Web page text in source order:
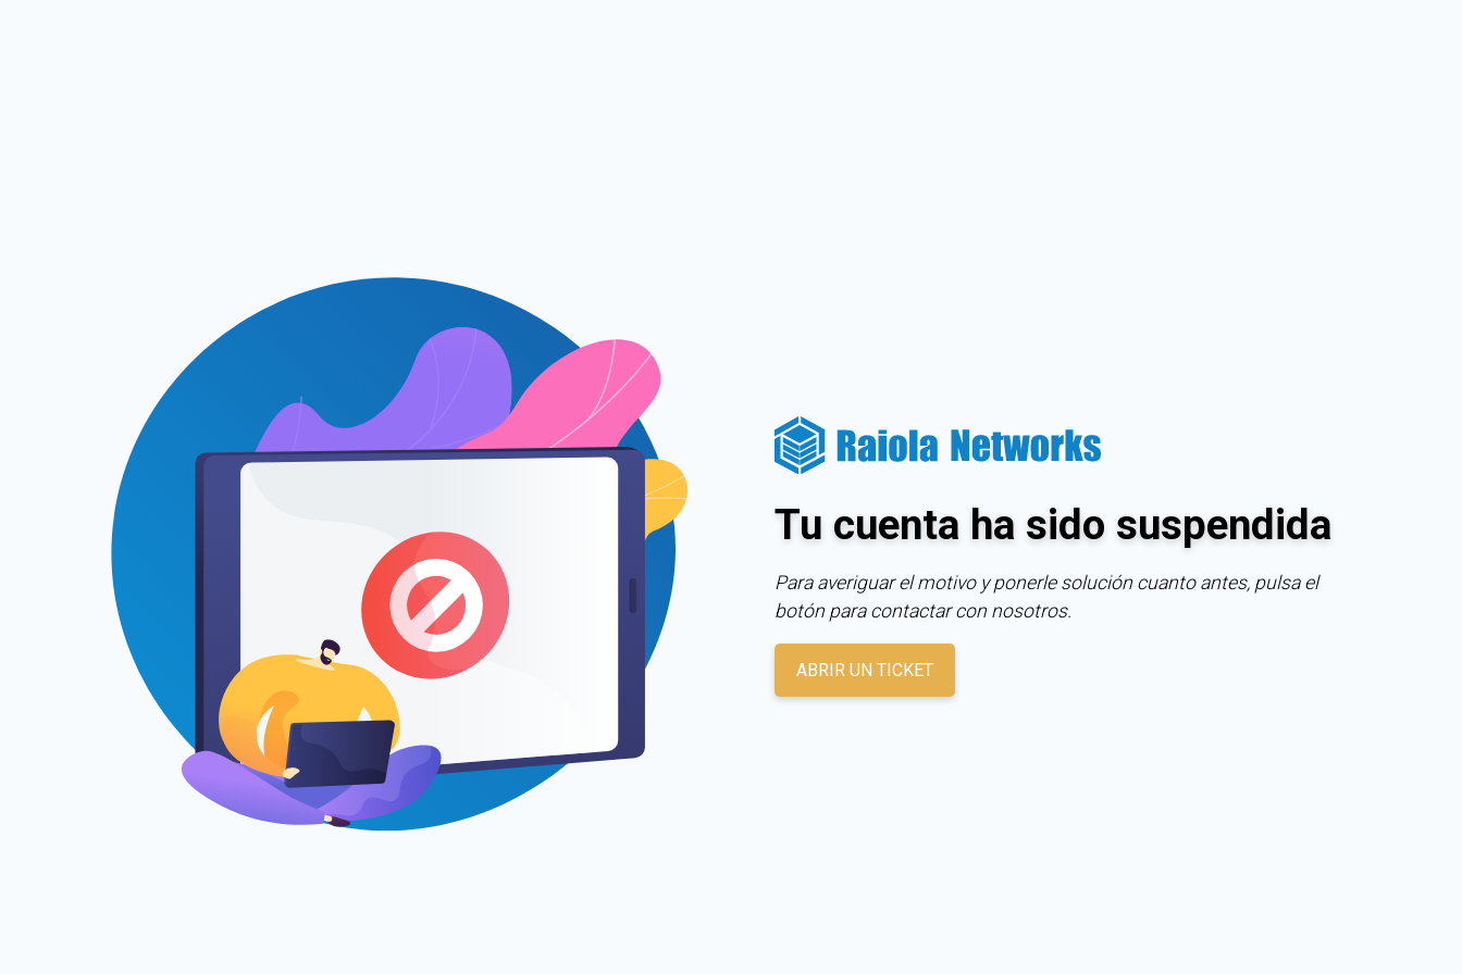
Tu cuenta ha sido suspendida
Para averiguar el motivo y ponerle solución cuanto antes, pulsa el
botón para contactar con nosotros.
ABRIR UN TICKET